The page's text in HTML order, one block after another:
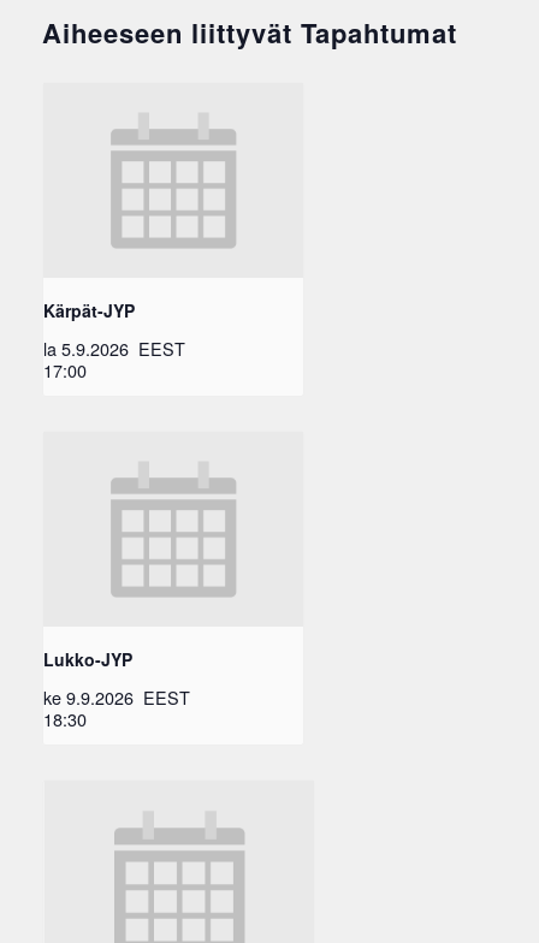
Aiheeseen liittyvät Tapahtumat
Kärpät-JYP
la 5.9.2026
17:00
EEST
Lukko-JYP
ke 9.9.2026
18:30
EEST